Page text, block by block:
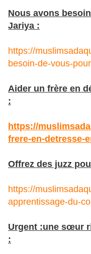
Nous avons
Jariya :
https://
besoin-de-vous-
Aider un frère en
:
https://
frere-en-detresse-
Offrez des juzz
https://
apprentissage-du-
Urgent :une sœur
: